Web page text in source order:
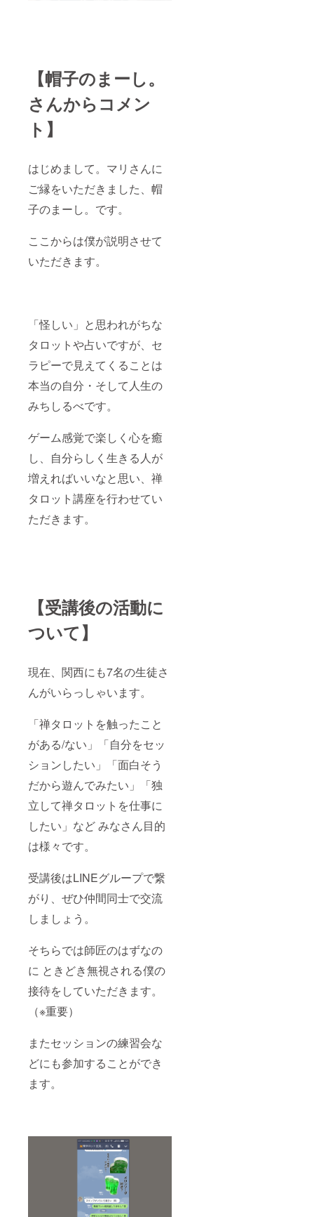
【帽子のまーし。
さんからコメン
ト】
はじめまして。マリさんに
ご縁をいただきました、帽
子のまーし。です。
ここからは僕が説明させて
いただきます。
「怪しい」と思われがちな
タロットや占いですが、セ
ラピーで見えてくることは
本当の自分・そして人生の
みちしるべです。
ゲーム感覚で楽しく心を癒
し、自分らしく生きる人が
増えればいいなと思い、禅
タロット講座を行わせてい
ただきます。
【受講後の活動に
ついて】
現在、関西にも7名の生徒さ
んがいらっしゃいます。
「禅タロットを触ったこと
がある/ない」「自分をセッ
ションしたい」「面白そう
だから遊んでみたい」「独
立して禅タロットを仕事に
したい」など みなさん目的
は様々です。
受講後はLINEグループで繋
がり、ぜひ仲間同士で交流
しましょう。
そちらでは師匠のはずなの
に ときどき無視される僕の
接待をしていただきます。
（※重要）
またセッションの練習会な
どにも参加することができ
ます。